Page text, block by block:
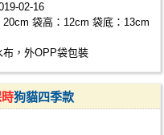
02-16
20cm 袋高：12cm 袋底：13cm
布，外OPP袋包裝
狗貓四季款